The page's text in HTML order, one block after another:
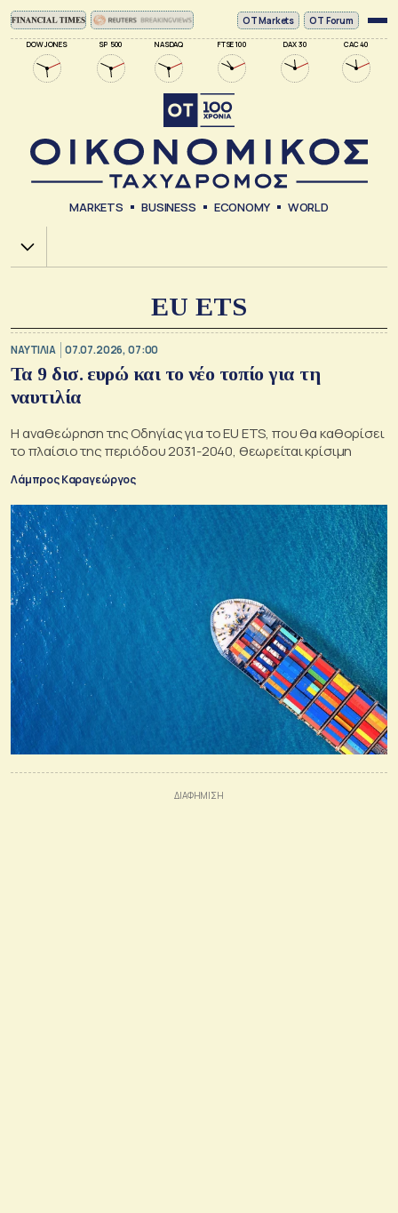
DOW JONES SP 500 NASDAQ FTSE 100 DAX 30 CAC 40
ΟΤ Markets OT Forum
MARKETS BUSINESS ECONOMY WORLD
Χ.Α.
EU ETS
ΝΑΥΤΙΛΙΑ 07.07.2026, 07:00
Τα 9 δισ. ευρώ και το νέο τοπίο για τη
ναυτιλία
Η αναθεώρηση της Οδηγίας για το EU ETS, που θα καθορίσει
το πλαίσιο της περιόδου 2031-2040, θεωρείται κρίσιμη
Λάμπρος Καραγεώργος